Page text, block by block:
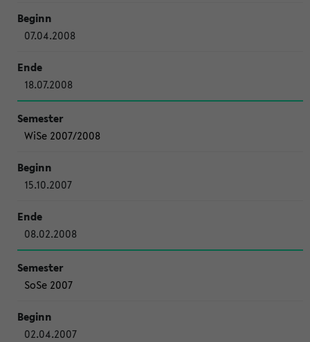
07.04.2008
18.07.2008
WiSe 2007/2008
15.10.2007
08.02.2008
SoSe 2007
02.04.2007